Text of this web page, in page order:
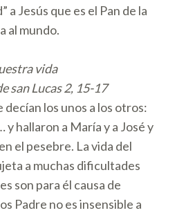
a Jesús que es el Pan de la
al mundo.
vida
san Lucas 2, 15-17
decían los unos a los otros:
y hallaron a María y a José y
el pesebre. La vida del
a muchas dificultades
son para él causa de
Padre no es insensible a